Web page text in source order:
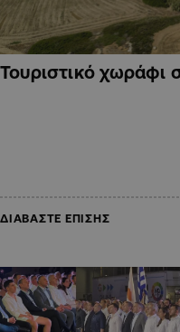
Τουριστικό
ΔΙΑΒΑΣΤΕ ΕΠΙΣΗΣ